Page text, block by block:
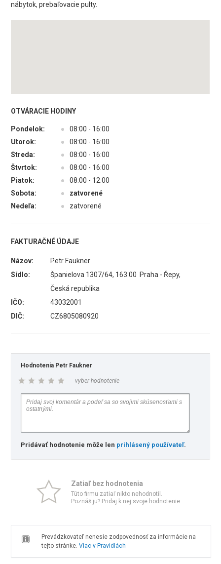
nábytok, prebaľovacie pulty.
OTVÁRACIE HODINY
Pondelok: ●
08:00 - 16:00
Utorok:
●
08:00 - 16:00
Streda:
●
08:00 - 16:00
Štvrtok:
●
08:00 - 16:00
Piatok:
●
08:00 - 12:00
Sobota:
●
zatvorené
Nedeľa:
● zatvorené
FAKTURAČNÉ ÚDAJE
Názov:
Petr Faukner
Sídlo:
Španielova 1307/64, 163 00 Praha - Řepy,
Česká republika
IČO:
43032001
DIČ:
CZ6805080920
Hodnotenia Petr Faukner
vyber hodnotenie
Pridávať hodnotenie môže len prihlásený používateľ.
Zatiaľ bez hodnotenia
Túto firmu zatiaľ nikto nehodnotil.
Poznáš ju? Pridaj k nej svoje hodnotenie.
Prevádzkovateľ nenesie zodpovednosť za informácie na
tejto stránke. Viac v Pravidlách